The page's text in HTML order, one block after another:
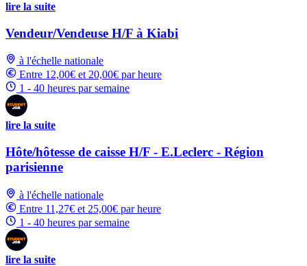
lire la suite
Vendeur/Vendeuse H/F à Kiabi
à l'échelle nationale
Entre 12,00€ et 20,00€ par heure
1 - 40 heures par semaine
lire la suite
Hôte/hôtesse de caisse H/F - E.Leclerc - Région
parisienne
à l'échelle nationale
Entre 11,27€ et 25,00€ par heure
1 - 40 heures par semaine
lire la suite